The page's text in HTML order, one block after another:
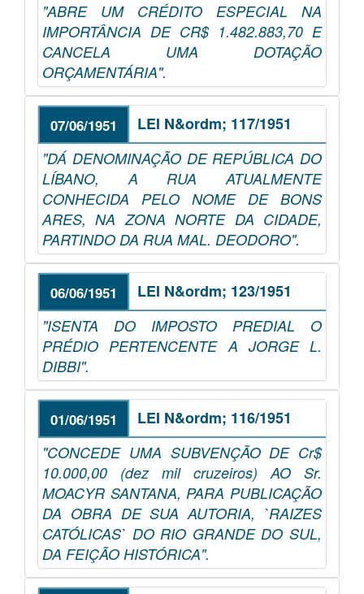
"ABRE UM CRÉDITO ESPECIAL NA
IMPORTÂNCIA DE CR$ 1.482.883,70 E
CANCELA UMA DOTAÇÃO
ORÇAMENTÁRIA".
07/06/1951 LEI N&ordm; 117/1951
"DÁ DENOMINAÇÃO DE REPÚBLICA DO
LÍBANO, A RUA ATUALMENTE
CONHECIDA PELO NOME DE BONS
ARES, NA ZONA NORTE DA CIDADE,
PARTINDO DA RUA MAL. DEODORO".
06/06/1951 LEI N&ordm; 123/1951
"ISENTA DO IMPOSTO PREDIAL O
PRÉDIO PERTENCENTE A JORGE L.
DIBBI".
01/06/1951 LEI N&ordm; 116/1951
"CONCEDE UMA SUBVENÇÃO DE Cr$
10.000,00 (dez mil cruzeiros) AO Sr.
MOACYR SANTANA, PARA PUBLICAÇÃO
DA OBRA DE SUA AUTORIA, `RAIZES
CATÓLICAS` DO RIO GRANDE DO SUL,
DA FEIÇÃO HISTÓRICA".